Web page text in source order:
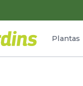
Plantas